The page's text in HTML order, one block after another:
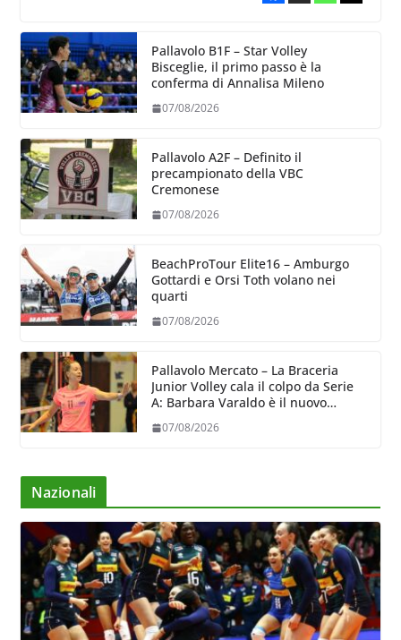
Pallavolo B1F – Star Volley
Bisceglie, il primo passo è la
conferma di Annalisa Mileno
07/08/2026
Pallavolo A2F – Definito il
precampionato della VBC
Cremonese
07/08/2026
BeachProTour Elite16 – Amburgo
Gottardi e Orsi Toth volano nei
quarti
07/08/2026
Pallavolo Mercato – La Braceria
Junior Volley cala il colpo da Serie
A: Barbara Varaldo è il nuovo
07/08/2026
Nazionali